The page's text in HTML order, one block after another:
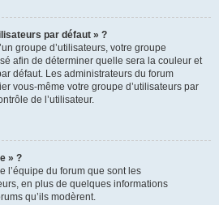
par défaut » ?
groupe d’utilisateurs, votre groupe
afin de déterminer quelle sera la couleur et
défaut. Les administrateurs du forum
vous-même votre groupe d’utilisateurs par
de l’utilisateur.
» ?
l’équipe du forum que sont les
en plus de quelques informations
qu’ils modèrent.